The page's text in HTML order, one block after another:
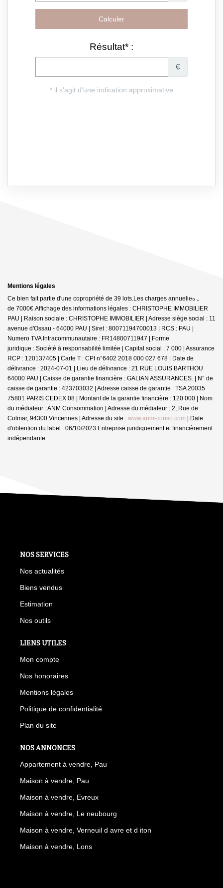
Mentions légales
Ce bien fait partie d'une copropriété de 39 lots.Les charges annuelles sont
de 7000€. Affichage des informations légales : CHRISTOPHE IMMOBILIER
PAU | Raison sociale : CHRISTOPHE IMMOBILIER | Adresse siège social : 11
avenue d'Ossau - 64000 PAU | Siret : 80071194700013 | RCS : PAU |
Numero TVA Intracommunautaire : FR14800711947 | Forme
juridique : Société à responsabilité limitée | Capital social : 7 000 | Assurance
RCP : 120137405 | Carte T : CPI n°6402 2018 000 027 678 | Date de
délivrance : 2024-07-01 | Lieu de délivrance : 21 RUE LOUIS BARTHOU
64000 PAU | Caisse de garantie financière : GALIAN ASSURANCES. | N° de
caisse de garantie : 423703032 | Adresse caisse de garantie : TSA 20035
75801 PARIS CEDEX 08 | Montant de la garantie financière : 120 000 | Nom
du médiateur : ANM Consommation | Adresse du médiateur : 2, Rue de
Colmar, 94300 Vincennes | Adresse du site : www.anm-conso.com | Date
d'obtention du label : 06/10/2023 Entreprise juridiquement et financièrement
indépendante
NOS SERVICES
Nos actualités
Biens vendus
Estimation
Nos outils
LIENS UTILES
Mon compte
Nos honoraires
Mentions légales
Politique de confidentialité
Plan du site
NOS ANNONCES
Appartement à vendre, Pau
Maison à vendre, Pau
Maison à vendre, Evreux
Maison à vendre, Le neubourg
Maison à vendre, Verneuil d avre et d iton
Maison à vendre, Lons